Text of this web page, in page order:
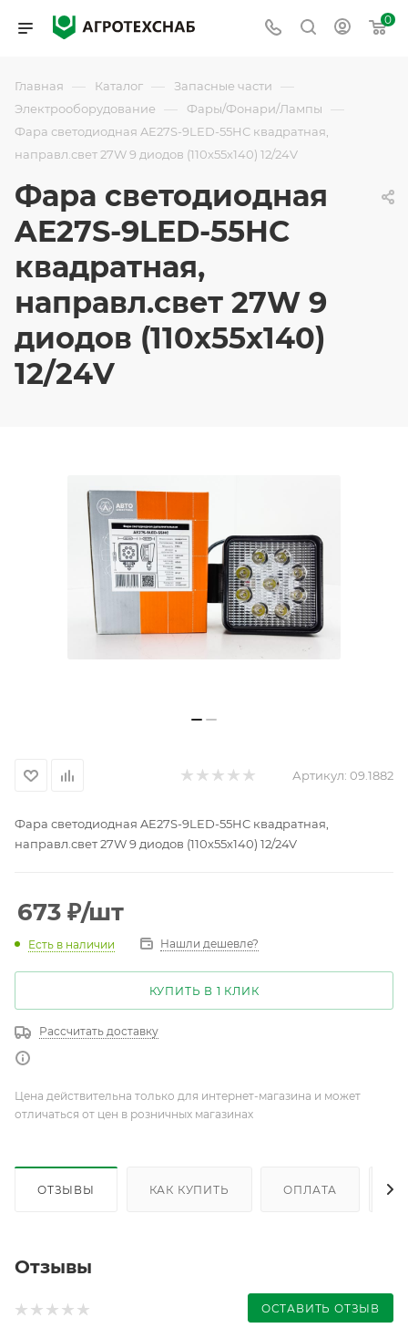
0
Главная — Каталог — Запасные части —
Электрооборудование — Фары/Фонари/Лампы —
Фара светодиодная AE27S-9LED-55HC квадратная,
направл.свет 27W 9 диодов (110х55х140) 12/24V
Фара светодиодная
AE27S-9LED-55HC
квадратная,
направл.свет 27W 9
диодов (110х55х140)
12/24V
Артикул: 09.1882
Фара светодиодная AE27S-9LED-55HC квадратная,
направл.свет 27W 9 диодов (110х55х140) 12/24V
673 ₽/шт
Есть в наличии Нашли дешевле?
КУПИТЬ В 1 КЛИК
Рассчитать доставку
Цена действительна только для интернет-магазина и может
отличаться от цен в розничных магазинах
ОТЗЫВЫ КАК КУПИТЬ ОПЛАТА
Отзывы
ОСТАВИТЬ ОТЗЫВ